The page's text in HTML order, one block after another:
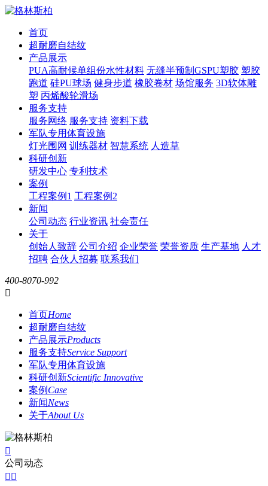
首页
超耐磨自结纹
产品展示
PUA高耐候单组份水性材料 无缝半预制GSPU塑胶 塑胶
跑道 硅PU球场 健身步道 橡胶卷材 场馆服务 3D软体雕
塑 丙烯酸轮滑场
服务支持
服务网络 服务支持 资料下载
军队专用体育设施
灯光围网 训练器材 智慧系统 人造草
科研创新
研发中心 专利技术
案例
工程案例1 工程案例2
新闻
公司动态 行业资讯 社会责任
关于
创始人致辞 公司介绍 企业荣誉 荣誉资质 生产基地 人才
招聘 合伙人招募 联系我们
400-8070-992

首页Home
超耐磨自结纹
产品展示Products
服务支持Service Support
军队专用体育设施
科研创新Scientific Innovative
案例 Case
新闻News
关于About Us

公司动态
 